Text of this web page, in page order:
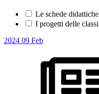
Le schede didattiche
I progetti delle classi
2024 09 Feb